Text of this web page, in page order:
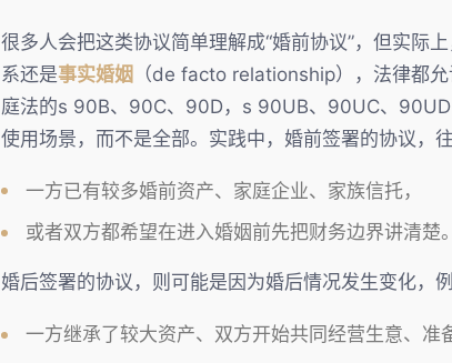
很多人会把这类协议简单理解成“婚前协议”，但实际
系还是事实婚姻 （de facto relationship），法律都
庭法的s 90B、90C、90D，s 90UB、90UC、90UD
使用场景，而不是全部。实践中，婚前签署的协议，
一方已有较多婚前资产、家庭企业、家族信托，
或者双方都希望在进入婚姻前先把财务边界讲清楚。
婚后签署的协议，则可能是因为婚后情况发生变化，例
一方继承了较大资产、双方开始共同经营生意、准